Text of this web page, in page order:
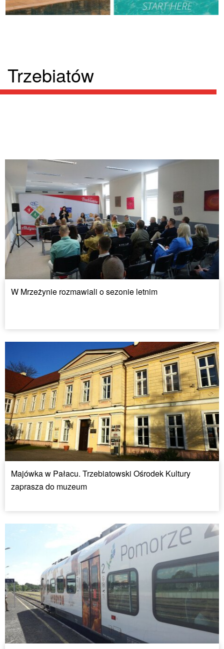
Trzebiatów
W Mrzeżynie rozmawiali o sezonie letnim
Majówka w Pałacu. Trzebiatowski Ośrodek Kultury
zaprasza do muzeum